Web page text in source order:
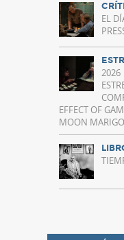
EL
2026
EFFECT OF
MOON